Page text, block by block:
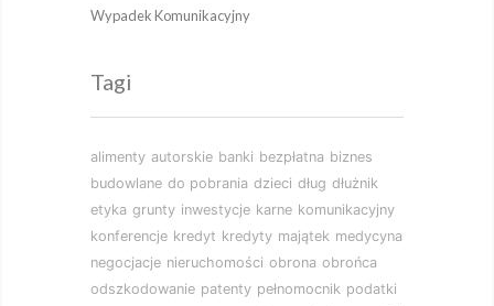
Wypadek Komunikacyjny
Tagi
alimenty autorskie banki bezpłatna biznes
budowlane do pobrania dzieci dług dłużnik
etyka grunty inwestycje karne komunikacyjny
konferencje kredyt kredyty majątek medycyna
negocjacje nieruchomości obrona obrońca
odszkodowanie patenty pełnomocnik podatki